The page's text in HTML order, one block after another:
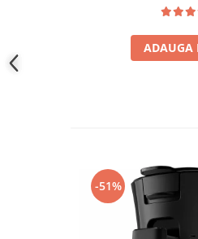
ADAUGA
-51%